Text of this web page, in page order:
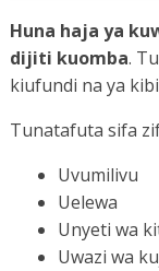
Huna haja ya
dijiti kuomba.
kiufundi na ya
Tunatafuta sifa
Uvumilivu
Uelewa
Unyeti wa
Uwazi wa